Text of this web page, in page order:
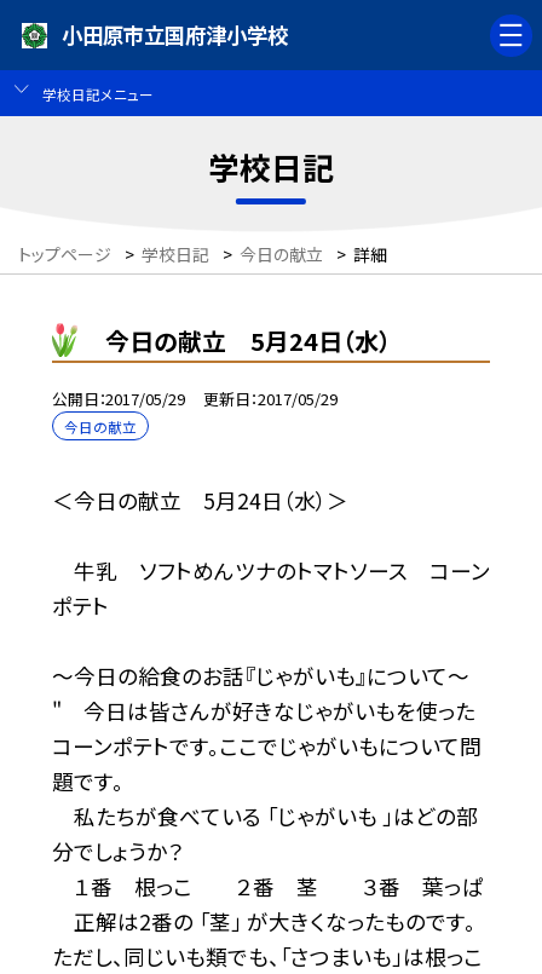
小田原市立国府津小学校
学校日記メニュー
学校日記
トップページ > 学校日記 > 今日の献立 > 詳細
今日の献立 5月24日（水）
公開日 2017/05/29 更新日 2017/05/29
今日の献立
＜今日の献立 5月24日（水）＞
牛乳 ソフトめんツナのトマトソース コーン
ポテト
〜今日の給食のお話『じゃがいも』について〜
" 今日は皆さんが好きなじゃがいもを使った
コーンポテトです。ここでじゃがいもについて問
題です。
私たちが食べている 「じゃがいも 」はどの部
分でしょうか？
１番 根っこ ２番 茎 ３番 葉っぱ
正解は2番の 「茎」 が大きくなったものです。
ただし、同じいも類でも、「さつまいも」は根っこ